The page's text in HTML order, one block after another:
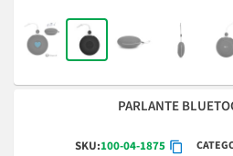
PARLANTE
SKU:100-04-1875